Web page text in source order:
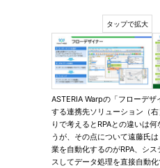
ASTERIA Warpの「フローデ
する連携先ソリューション（
りで考えるとRPAとの違いは
うが、その点について遠藤氏
業を自動化するのがRPA、シ
スしてデータ処理を直接自動